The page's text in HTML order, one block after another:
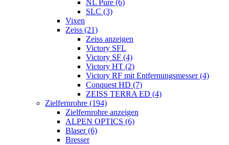
NL Pure (6)
SLC (3)
Vixen
Zeiss (21)
Zeiss anzeigen
Victory SFL
Victory SF (4)
Victory HT (2)
Victory RF mit Entfernungsmesser (4)
Conquest HD (7)
ZEISS TERRA ED (4)
Zielfernrohre (194)
Zielfernrohre anzeigen
ALPEN OPTICS (6)
Blaser (6)
Bresser